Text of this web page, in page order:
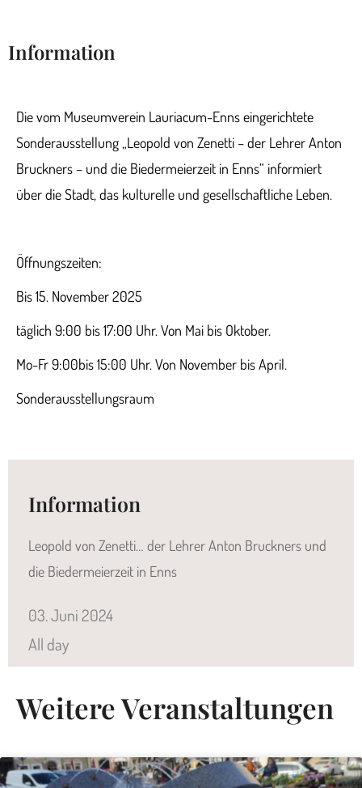
Information
Die vom Museumverein Lauriacum-Enns eingerichtete
Sonderausstellung „Leopold von Zenetti – der Lehrer Anton
Bruckners – und die Biedermeierzeit in Enns“ informiert
über die Stadt, das kulturelle und gesellschaftliche Leben.
Öffnungszeiten:
Bis 15. November 2025
täglich 9:00 bis 17:00 Uhr. Von Mai bis Oktober.
Mo-Fr 9:00bis 15:00 Uhr. Von November bis April.
Sonderausstellungsraum
Information
Leopold von Zenetti… der Lehrer Anton Bruckners und
die Biedermeierzeit in Enns
03.Juni2024
All day
Weitere Veranstaltungen